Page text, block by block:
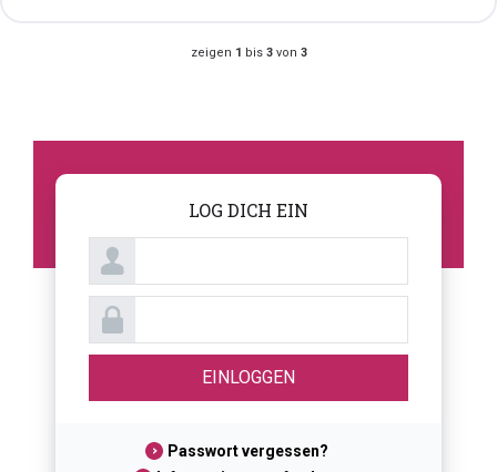
zeigen 1 bis 3von 3
LOG DICH EIN
Passwort vergessen?